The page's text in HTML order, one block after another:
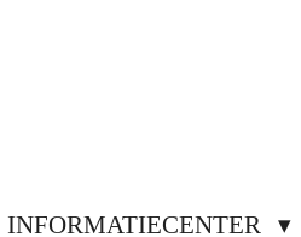
INFORMATIECENTER